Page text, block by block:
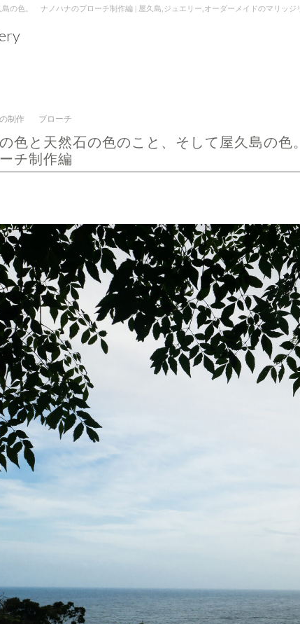
の色。 ナノハナのブローチ制作編 | 屋久島,ジュエリー,オーダーメイドのマリッジ
制作 ブローチ
色と天然石の色のこと、そして屋久島の
チ制作編